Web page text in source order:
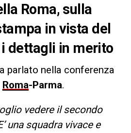
Roma, sulla
in vista del
dettagli in merito
parlato nella conferenza
Roma-Parma.
vedere il secondo
una squadra vivace e